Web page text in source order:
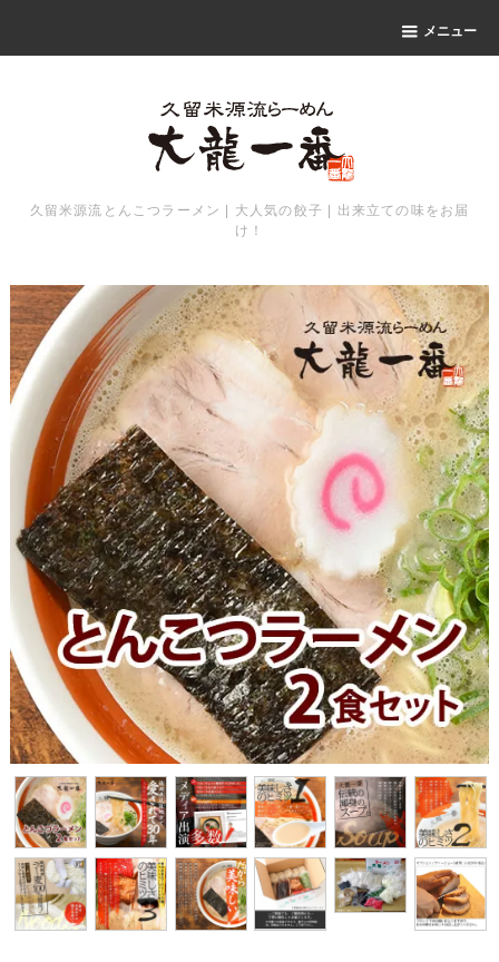
メニュー
久留米源流とんこつラーメン | 大人気の餃子 | 出来立ての味をお届
け！